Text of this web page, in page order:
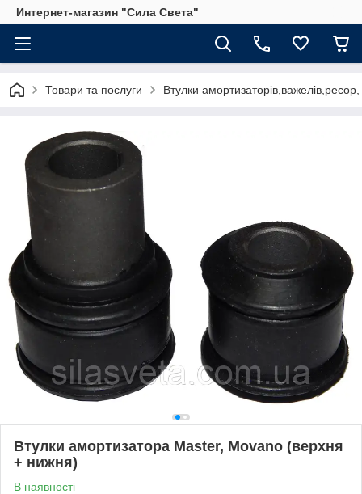
Интернет-магазин "Сила Света"
Товари та послуги Втулки
Втулки амортизатора Master, Movano (верхня
+ нижня)
В наявності